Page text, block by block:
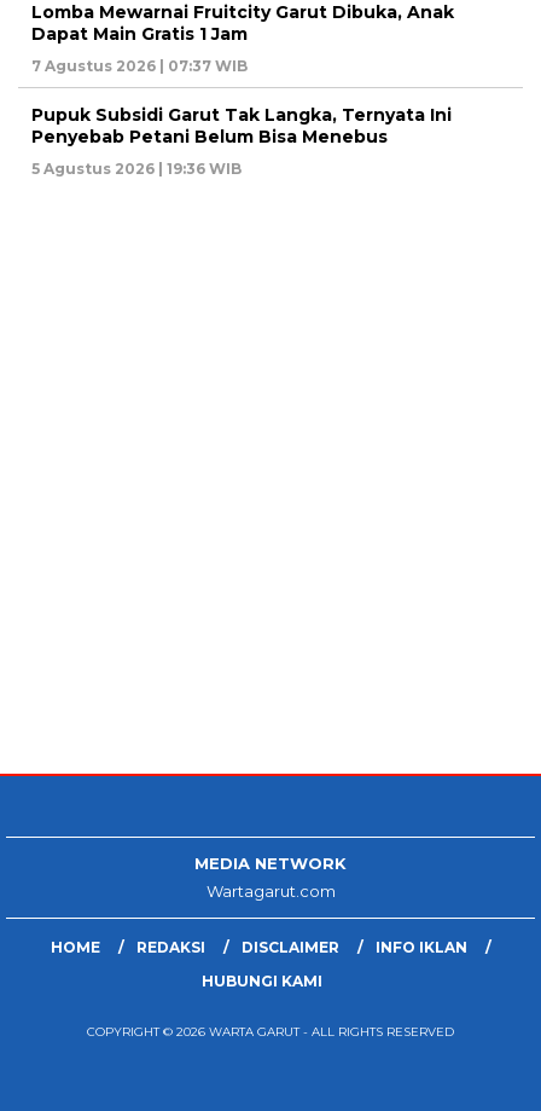
Lomba Mewarnai Fruitcity Garut Dibuka, Anak
Dapat Main Gratis 1 Jam
7 Agustus 2026 | 07:37 WIB
Pupuk Subsidi Garut Tak Langka, Ternyata Ini
Penyebab Petani Belum Bisa Menebus
5 Agustus 2026 | 19:36 WIB
MEDIA NETWORK
Wartagarut.com
HOME REDAKSI DISCLAIMER
INFO IKLAN
HUBUNGI KAMI
COPYRIGHT © 2026 WARTA GARUT - ALL RIGHTS RESERVED